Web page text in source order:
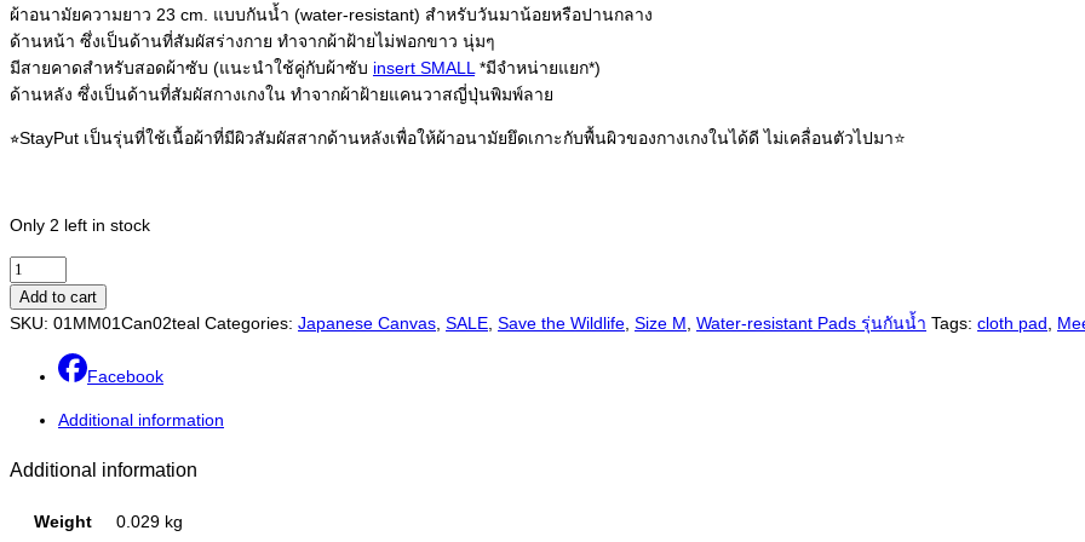
ผ้าอนามัยความยาว 23 cm. แบบกันน้ำ (water-resistant) สำหรับวันมาน้อยหรือปานกลาง
ด้านหน้า ซึ่งเป็นด้านที่สัมผัสร่างกาย ทำจากผ้าฝ้ายไม่ฟอกขาว นุ่มๆ
มีสายคาดสำหรับสอดผ้าซับ (แนะนำใช้คู่กับผ้าซับ insert SMALL*มีจำหน่ายแยก*)
ด้านหลัง ซึ่งเป็นด้านที่สัมผัสกางเกงใน ทำจากผ้าฝ้ายแคนวาสญี่ปุ่นพิมพ์ลาย
⭐︎StayPut เป็นรุ่นที่ใช้เนื้อผ้าที่มีผิวสัมผัสสากด้านหลังเพื่อให้ผ้าอนามัยยึดเกาะกับพื้นผิวของกางเกงในได้ดี ไม่เคลื่อนตัวไปมา⭐️
Only 2 left in stock
Pad
M
(water-
StayPut
quantity
Add to cart
SKU: 01MM01Can02teal Categories: Japanese Canvas, SALE, Save the Wildlife, Size M, Water-resistant Pads รุ่นกันน้ำ Tags: cloth pad,
Facebook
Additional information
Additional information
Weight 0.029 kg